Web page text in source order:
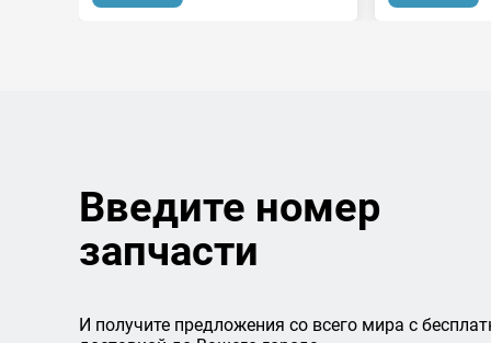
Введите номер
запчасти
И получите предложения со всего мира с